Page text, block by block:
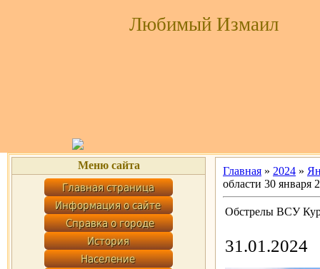
Любимый Измаил
Меню сайта Главная » 2024 »
области 30 января
Обстрелы ВСУ
31.01.2024